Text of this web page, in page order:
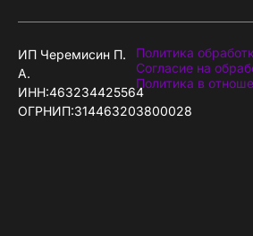
ИП Черемисин П.
А.
ИНН:463234425564
ОГРНИП:314463203800028
Политика
Согласие на
Политика в